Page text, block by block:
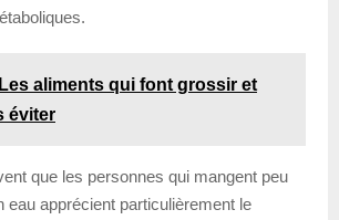
Les aliments qui font grossir et
éviter
que les personnes qui mangent peu
eau apprécient particulièrement le